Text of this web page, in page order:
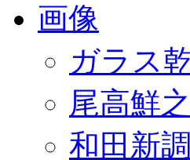
画像
ガラス
尾高鮮
和田新